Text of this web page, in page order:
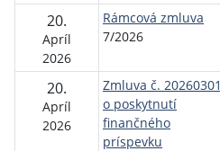
20.
Apríl
2026
Rámcová zmluva
7/2026
20.
Apríl
2026
Zmluva č. 20260301
o poskytnutí
finančného
príspevku